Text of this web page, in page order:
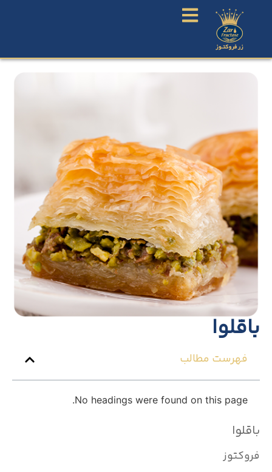
باقلوا
فهرست مطالب
No headings were found on this page.
باقلوا
فروکتوز